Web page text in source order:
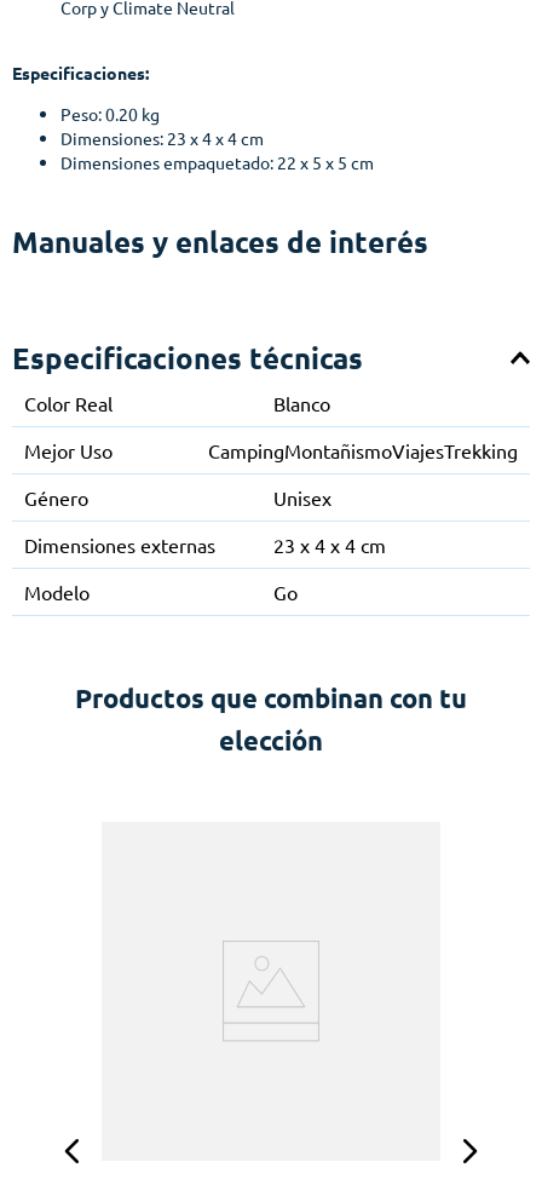
Corp y Climate Neutral
Especificaciones:
Peso: 0.20 kg
Dimensiones: 23 x 4 x 4 cm
Dimensiones empaquetado: 22 x 5 x 5 cm
Manuales y enlaces de interés
Especificaciones técnicas
Color Real
Blanco
Mejor Uso
CampingMontañismoViajesTrekking
Género
Unisex
Dimensiones externas
23 x 4 x 4 cm
Modelo
Go
Productos que combinan con tu
elección